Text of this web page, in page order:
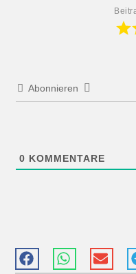
Abonnieren
0 KOMMENTARE